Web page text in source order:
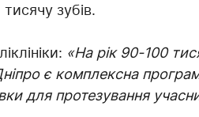
зубів.
«На рік 90-100
є комплексна
для протезування